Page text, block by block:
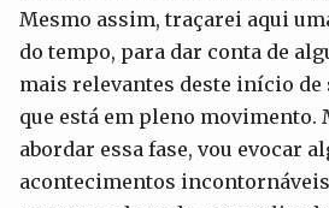
Mesmo assim, traçarei aqui
do tempo, para dar conta de
mais relevantes deste início de
que está em pleno movimento.
abordar essa fase, vou evocar
acontecimentos